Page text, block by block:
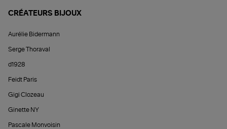
CRÉATEURS BIJOUX
Aurélie Bidermann
Serge Thoraval
d1928
Feidt Paris
Gigi Clozeau
Ginette NY
Pascale Monvoisin